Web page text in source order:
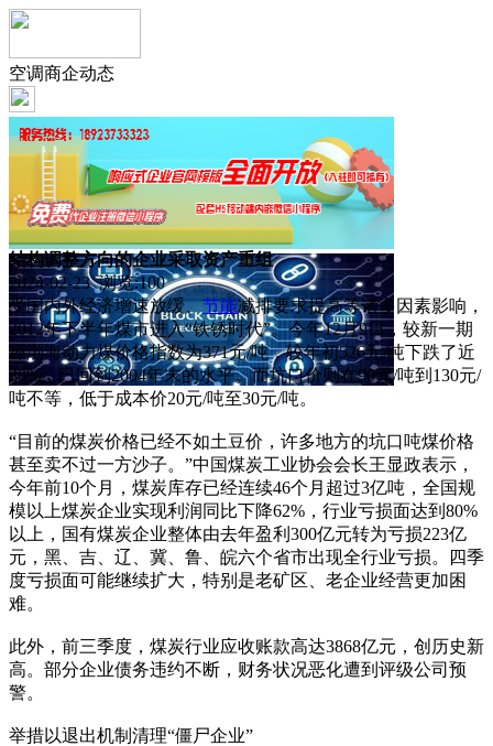
空调商企动态
结构调整方向的企业采取资产重组
2024-02-23 浏览:100
受国内外经济增速放缓、节能减排要求提高等诸多因素影响，
2012年下半年煤市进入“铁锈时代”。今年12月9日，较新一期
环渤海动力煤价格指数为371元/吨，较年初526元/吨下跌了近
30%，已回到2004年末的水平。而坑口价则在90元/吨到130元/
吨不等，低于成本价20元/吨至30元/吨。
“目前的煤炭价格已经不如土豆价，许多地方的坑口吨煤价格
甚至卖不过一方沙子。”中国煤炭工业协会会长王显政表示，
今年前10个月，煤炭库存已经连续46个月超过3亿吨，全国规
模以上煤炭企业实现利润同比下降62%，行业亏损面达到80%
以上，国有煤炭企业整体由去年盈利300亿元转为亏损223亿
元，黑、吉、辽、冀、鲁、皖六个省市出现全行业亏损。四季
度亏损面可能继续扩大，特别是老矿区、老企业经营更加困
难。
此外，前三季度，煤炭行业应收账款高达3868亿元，创历史新
高。部分企业债务违约不断，财务状况恶化遭到评级公司预
警。
举措以退出机制清理“僵尸企业”